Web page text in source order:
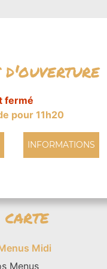
fermé
pour 11h20
INFORMATIONS
carte
Midi
Menus